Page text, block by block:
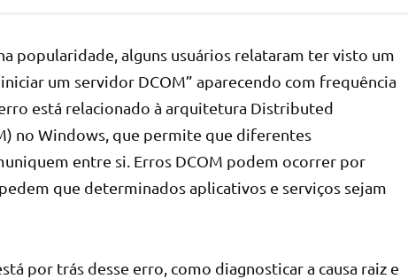
popularidade, alguns usuários relataram ter visto um
um servidor DCOM” aparecendo com frequência
está relacionado à arquitetura Distributed
no Windows, que permite que diferentes
entre si. Erros DCOM podem ocorrer por
que determinados aplicativos e serviços sejam
por trás desse erro, como diagnosticar a causa raiz e